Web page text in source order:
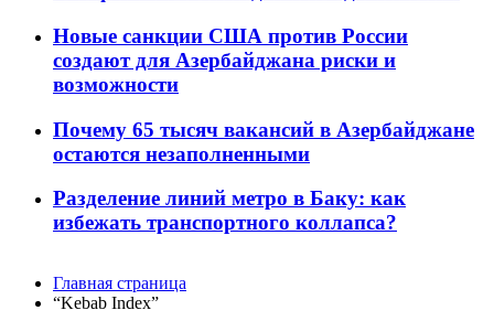
Новые санкции США против России
создают для Азербайджана риски и
возможности
Почему 65 тысяч вакансий в Азербайджане
остаются незаполненными
Разделение линий метро в Баку: как
избежать транспортного коллапса?
Главная страница
“Kebab Index”